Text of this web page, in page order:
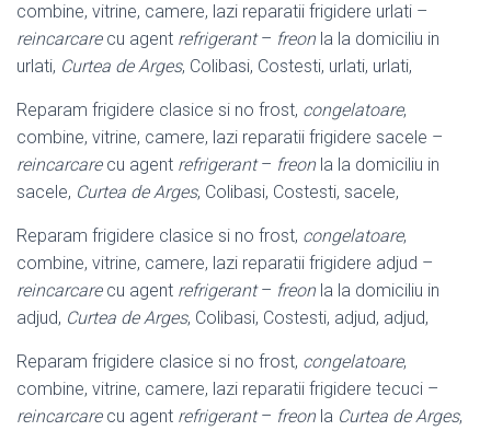
combine, vitrine, camere, lazi reparatii frigidere urlati –
reincarcarecu agent refrigerant– freonla la domiciliu in
urlati, Curtea de Arges, Colibasi, Costesti, urlati, urlati,
Reparam frigidere clasice si no frost, congelatoare,
combine, vitrine, camere, lazi reparatii frigidere sacele –
reincarcarecu agent refrigerant– freonla la domiciliu in
sacele, Curtea de Arges, Colibasi, Costesti, sacele,
Reparam frigidere clasice si no frost, congelatoare,
combine, vitrine, camere, lazi reparatii frigidere adjud –
reincarcarecu agent refrigerant– freonla la domiciliu in
adjud, Curtea de Arges, Colibasi, Costesti, adjud, adjud,
Reparam frigidere clasice si no frost, congelatoare,
combine, vitrine, camere, lazi reparatii frigidere tecuci –
reincarcarecu agent refrigerant– freonla Curtea de Arges,